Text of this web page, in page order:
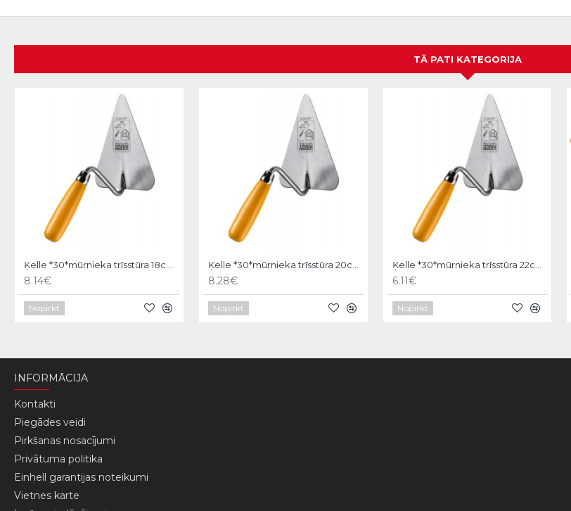
TĀ PATI KATEGORIJA
8.14€
Nopirkt
8.28€
Nopirkt
6.11€
Nopirkt
INFORMĀCIJA
Kontakti
Piegādes veidi
Pirkšanas nosacījumi
Privātuma politika
Einhell garantijas noteikumi
Vietnes karte